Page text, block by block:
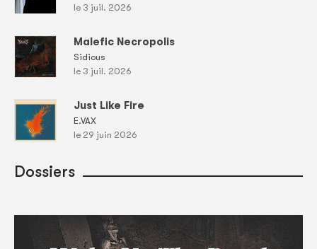
le 3 juil. 2026
Malefic Necropolis
Sidious
le 3 juil. 2026
Just Like Fire
E.VAX
le 29 juin 2026
Dossiers